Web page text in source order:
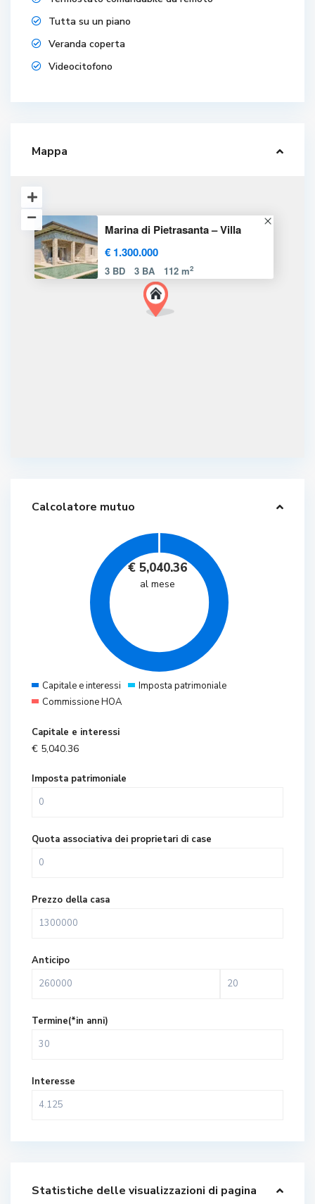
Tutta su un piano
Veranda coperta
Videocitofono
Mappa
Marina di Pietrasanta – Villa
€ 1.300.000
3 BD 3 BA 112 m2
Calcolatore mutuo
€ 5,040.36
al mese
Capitale e interessi
Imposta patrimoniale
Commissione HOA
Capitale e interessi
€ 5,040.36
Imposta patrimoniale
Quota associativa dei proprietari di case
Prezzo della casa
Anticipo
Termine(*in anni)
Interesse
Statistiche delle visualizzazioni di pagina